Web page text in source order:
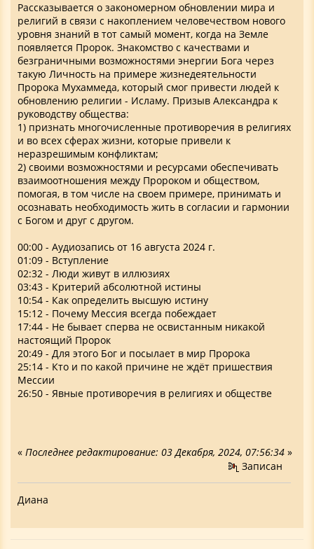
Рассказывается о закономерном обновлении мира и
религий в связи с накоплением человечеством нового
уровня знаний в тот самый момент, когда на Земле
появляется Пророк. Знакомство с качествами и
безграничными возможностями энергии Бога через
такую Личность на примере жизнедеятельности
Пророка Мухаммеда, который смог привести людей к
обновлению религии - Исламу. Призыв Александра к
руководству общества:
1) признать многочисленные противоречия в религиях
и во всех сферах жизни, которые привели к
неразрешимым конфликтам;
2) своими возможностями и ресурсами обеспечивать
взаимоотношения между Пророком и обществом,
помогая, в том числе на своем примере, принимать и
осознавать необходимость жить в согласии и гармонии
с Богом и друг с другом.
00:00 - Аудиозапись от 16 августа 2024 г.
01:09 - Вступление
02:32 - Люди живут в иллюзиях
03:43 - Критерий абсолютной истины
10:54 - Как определить высшую истину
15:12 - Почему Мессия всегда побеждает
17:44 - Не бывает сперва не освистанным никакой
настоящий Пророк
20:49 - Для этого Бог и посылает в мир Пророка
25:14 - Кто и по какой причине не ждёт пришествия
Мессии
26:50 - Явные противоречия в религиях и обществе
« Последнее редактирование: 03 Декабря, 2024, 07:56:34 »
Записан
Диана